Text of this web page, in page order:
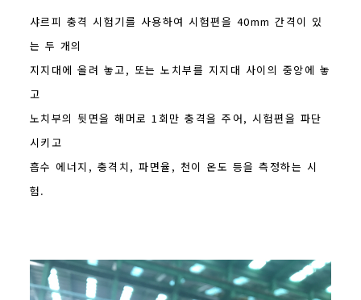
샤르피 충격 시험기를 사용하여 시험편을 40mm 간격이 있
는 두 개의
지지대에 올려 놓고, 또는 노치부를 지지대 사이의 중앙에 놓
고
노치부의 뒷면을 해머로 1회만 충격을 주어, 시험편을 파단
시키고
흡수 에너지, 충격치, 파면율, 천이 온도 등을 측정하는 시
험.